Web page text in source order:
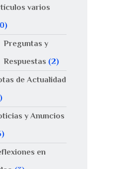
varios
Preguntas y
Respuestas (2)
de Actualidad
y Anuncios
en